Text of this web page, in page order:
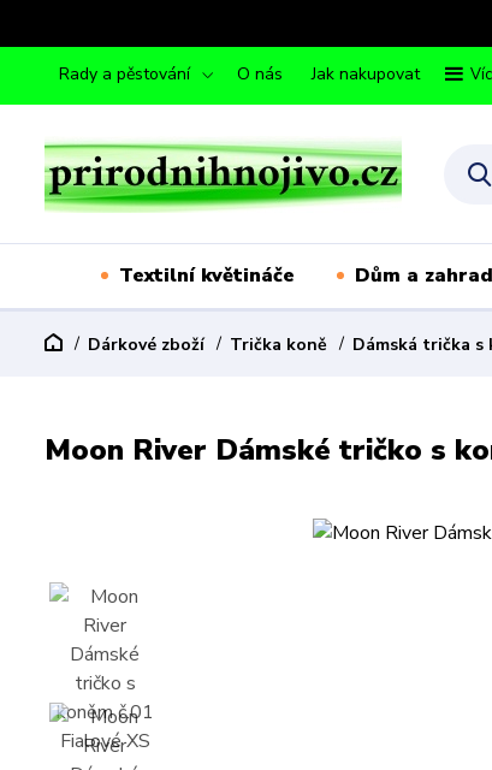
Rady a pěstování O nás Jak nakupovat
Textilní květináče Dům a
Dárkové zboží Trička koně Dámská trička s
Moon River Dámské tričko s